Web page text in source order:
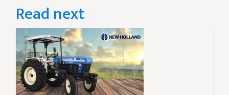
Read next